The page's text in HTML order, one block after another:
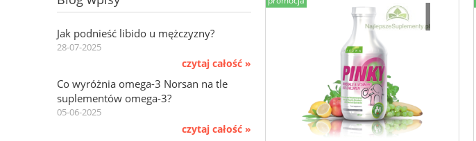
Jak podnieść libido u mężczyzny?
28-07-2025
czytaj całość »
Co wyróżnia omega-3 Norsan na tle
suplementów omega-3?
05-06-2025
czytaj całość »